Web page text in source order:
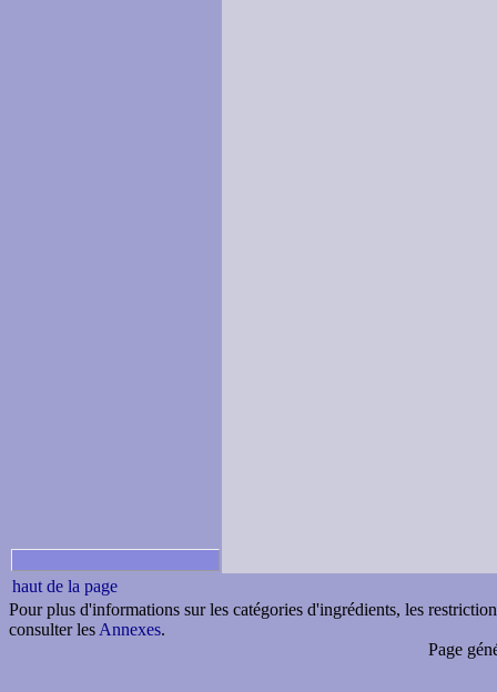
haut de la page
Pour plus d'informations sur les catégories d'ingrédients, les
consulter les Annexes.
Page